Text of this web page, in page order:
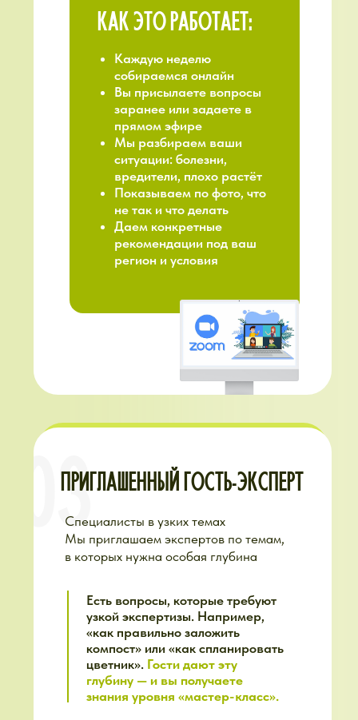
в чате каждый день)
Живая поддержка(видеосозвоны
с нами каждую неделю)
Знания(база садовода +
тематические курсы)
Комьюнити(800+
дачников на связи)
Углубленная экспертиза
(гости-специалисты)
Актуальность(курсы под
текущий месяц сезона)
ЭТО СИСТЕМА,
КОТОРАЯ СТРАХУЕТ
И ПОДДЕРЖИВАЕТ ВАС
ВЕСЬ СЕЗОН